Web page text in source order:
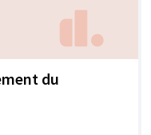
du